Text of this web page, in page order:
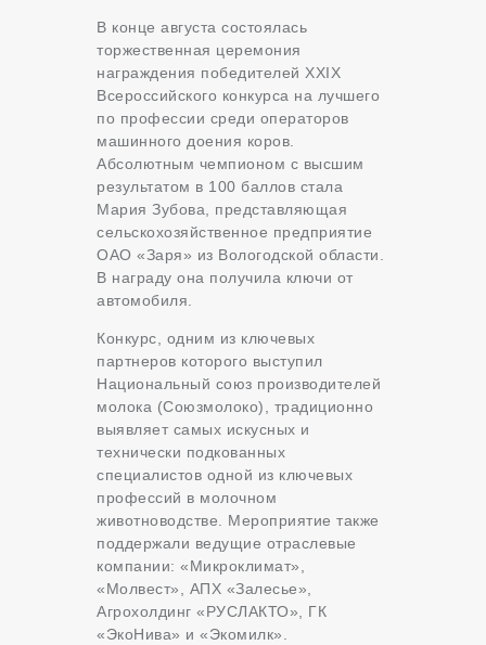
В конце августа состоялась
торжественная церемония
награждения победителей XXIX
Всероссийского конкурса на лучшего
по профессии среди операторов
машинного доения коров.
Абсолютным чемпионом с высшим
результатом в 100 баллов стала
Мария Зубова, представляющая
сельскохозяйственное предприятие
ОАО «Заря» из Вологодской области.
В награду она получила ключи от
автомобиля.
Конкурс, одним из ключевых
партнеров которого выступил
Национальный союз производителей
молока (Союзмолоко), традиционно
выявляет самых искусных и
технически подкованных
специалистов одной из ключевых
профессий в молочном
животноводстве. Мероприятие также
поддержали ведущие отраслевые
компании: «Микроклимат»,
«Молвест», АПХ «Залесье»,
Агрохолдинг «РУСЛАКТО», ГК
«ЭкоНива» и «Экомилк».